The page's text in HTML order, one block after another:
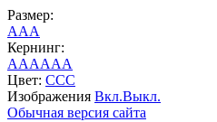
Размер:
AAA
Кернинг:
AAAAAA
Цвет: CCC
Изображения Вкл.Выкл.
Обычная версия сайта